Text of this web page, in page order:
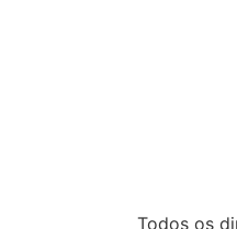
Todos os